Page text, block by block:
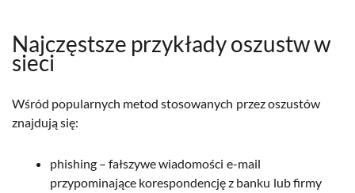
Najczęstsze przykłady oszustw w
sieci
Wśród popularnych metod stosowanych przez oszustów
znajdują się:
phishing – fałszywe wiadomości e-mail
przypominające korespondencję z banku lub firmy